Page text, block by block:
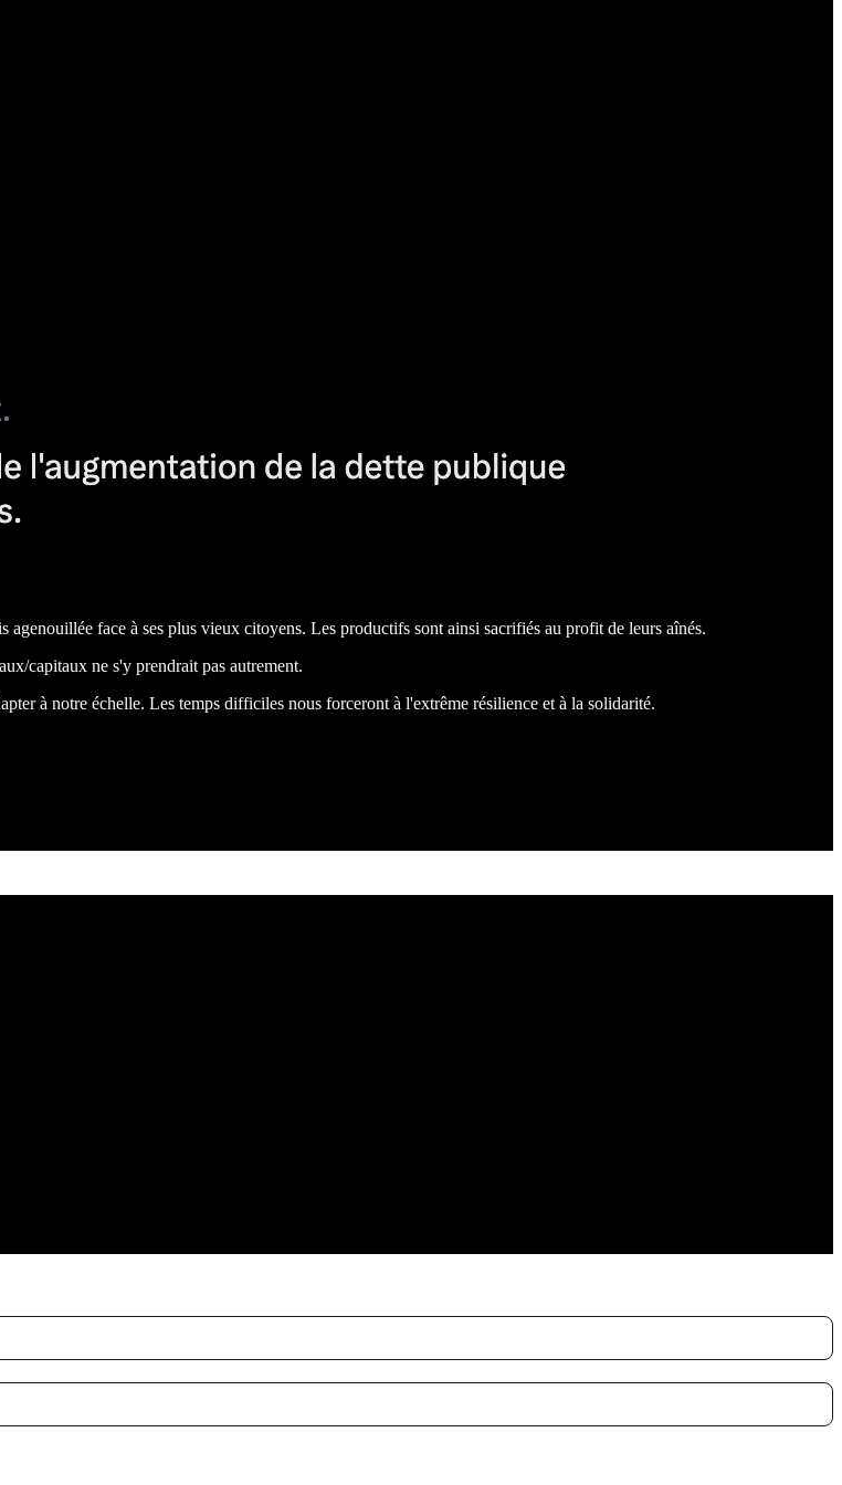
face à ses plus vieux citoyens. Les productifs sont ainsi sacrifiés au profit de leurs aînés.
capitaux ne s'y prendrait pas autrement.
à notre échelle. Les temps difficiles nous forceront à l'extrême résilience et à la solidarité.